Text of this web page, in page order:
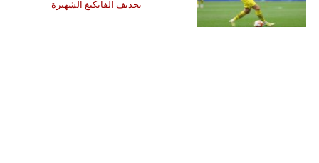
تجديف الفايكنغ الشهيرة